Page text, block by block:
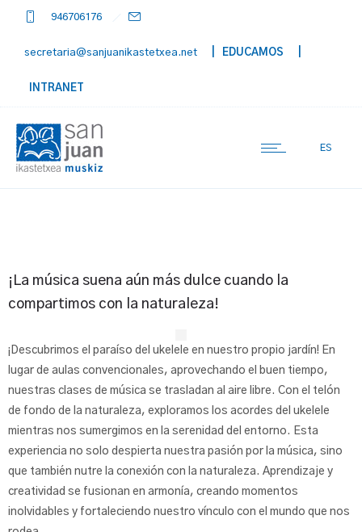
946706176
secretaria@sanjuanikastetxea.net | EDUCAMOS
INTRANET
ES
¡La música suena aún más dulce cuando la
compartimos con la naturaleza!
¡Descubrimos el paraíso del ukelele en nuestro propio jardín! En
lugar de aulas convencionales, aprovechando el buen tiempo,
nuestras clases de música se trasladan al aire libre. Con el telón
de fondo de la naturaleza, exploramos los acordes del ukelele
mientras nos sumergimos en la serenidad del entorno. Esta
experiencia no solo despierta nuestra pasión por la música, sino
que también nutre la conexión con la naturaleza. Aprendizaje y
creatividad se fusionan en armonía, creando momentos
inolvidables y fortaleciendo nuestro vínculo con el mundo que nos